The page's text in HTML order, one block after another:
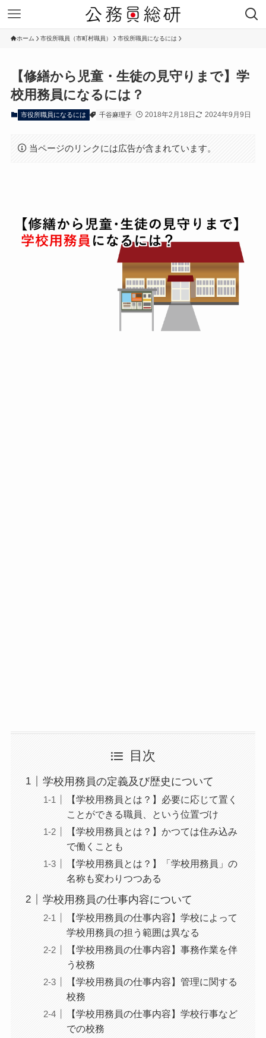
ホーム 市役所職員（市町村職員） 市役所職員になるには
【修繕から児童・生徒の見守りまで】学
校用務員になるには？
市役所職員になるには 千谷麻理子 2018年2月18日 2024年9月9日
当ページのリンクには広告が含まれています。
目次
学校用務員の定義及び歴史について
【学校用務員とは？】必要に応じて置く
ことができる職員、という位置づけ
【学校用務員とは？】かつては住み込み
で働くことも
【学校用務員とは？】「学校用務員」の
名称も変わりつつある
学校用務員の仕事内容について
【学校用務員の仕事内容】学校によって
学校用務員の担う範囲は異なる
【学校用務員の仕事内容】事務作業を伴
う校務
【学校用務員の仕事内容】管理に関する
校務
【学校用務員の仕事内容】学校行事など
での校務